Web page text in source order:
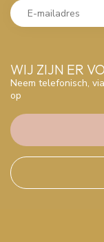
WIJ ZIJN ER
Neem telefonisch,
op